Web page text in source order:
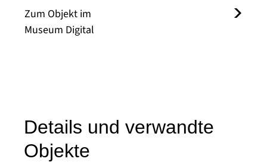
Zum Objekt im
Museum Digital
Details und verwandte
Objekte